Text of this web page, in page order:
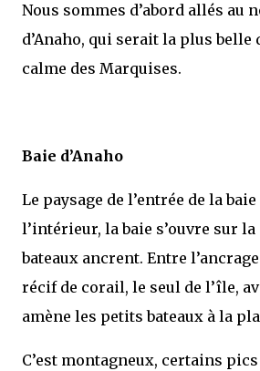
Nous sommes d’abord allés au
d’Anaho, qui serait la plus belle
calme des Marquises.
Baie d’Anaho
Le paysage de l’entrée de la
l’intérieur, la baie s’ouvre sur
bateaux ancrent. Entre
récif de corail, le seul de l’île,
amène les petits bateaux à la
C’est montagneux, certains